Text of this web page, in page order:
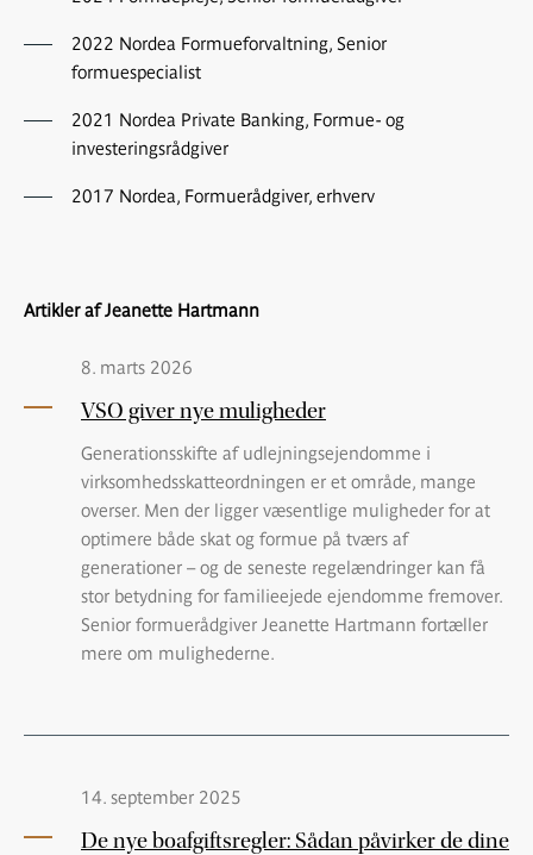
2022 Nordea Formueforvaltning, Senior
formuespecialist
2021 Nordea Private Banking, Formue- og
investeringsrådgiver
2017 Nordea, Formuerådgiver, erhverv
Artikler af Jeanette Hartmann
8. marts 2026
VSO giver nye muligheder
Generationsskifte af udlejningsejendomme i
virksomhedsskatteordningen er et område, mange
overser. Men der ligger væsentlige muligheder for at
optimere både skat og formue på tværs af
generationer – og de seneste regelændringer kan få
stor betydning for familieejede ejendomme fremover.
Senior formuerådgiver Jeanette Hartmann fortæller
mere om mulighederne.
14. september 2025
De nye boafgiftsregler: Sådan påvirker de dine